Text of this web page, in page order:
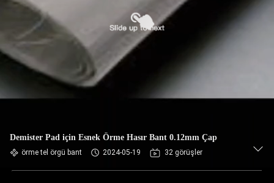
Demister Pad için Esnek Örme Hasır Bant 0.12mm Çap
örme tel örgü bant 2024-05-19 32 görüşler